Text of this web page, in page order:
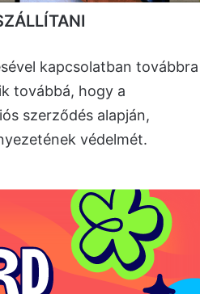
kapcsolatban továbbra
továbbá, hogy a
szerződés alapján,
védelmét.